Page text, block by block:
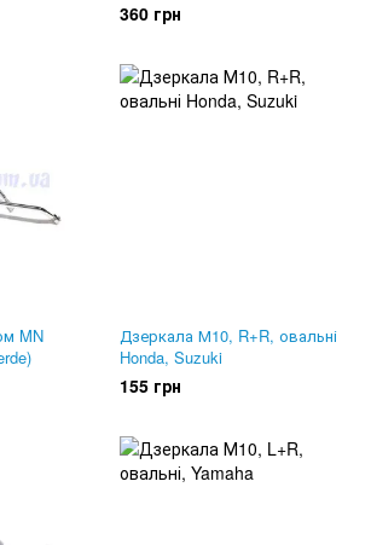
360 грн
MN
Дзеркала М10, R+R, овальні
Honda, Suzuki
155 грн